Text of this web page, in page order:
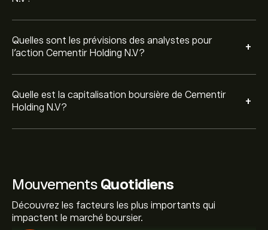
Quelles sont les prévisions des analystes pour
l'action Cementir Holding N.V?
+
Quelle est la capitalisation boursière de Cementir
Holding N.V?
+
Mouvements Quotidiens
Découvrez les facteurs les plus importants qui
impactent le marché boursier.